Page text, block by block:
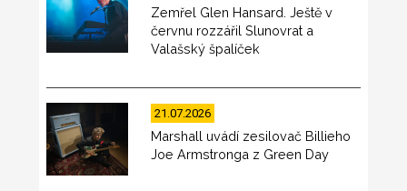
Zemřel Glen Hansard. Ještě v
červnu rozzářil Slunovrat a
Valašský špalíček
21.07.2026
Marshall uvádí zesilovač Billieho
Joe Armstronga z Green Day